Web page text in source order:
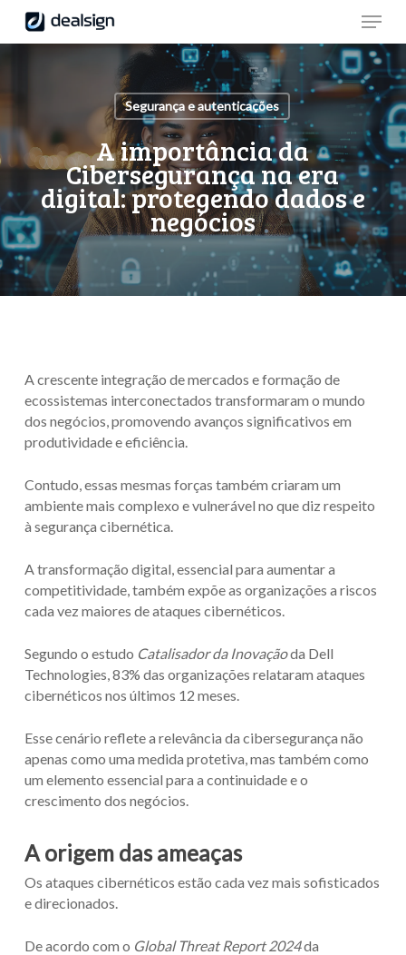
Skip
Menu
Segurança e autenticações
A importância da
Cibersegurança na era
digital: protegendo dados e
negócios
A crescente integração de mercados e formação de
ecossistemas interconectados transformaram o mundo
dos negócios, promovendo avanços significativos em
produtividade e eficiência.
Contudo, essas mesmas forças também criaram um
ambiente mais complexo e vulnerável no que diz respeito
à segurança cibernética.
A transformação digital, essencial para aumentar a
competitividade, também expõe as organizações a riscos
cada vez maiores de ataques cibernéticos.
Segundo o estudo Catalisador da Inovaçãoda Dell
Technologies, 83% das organizações relataram ataques
cibernéticos nos últimos 12 meses.
Esse cenário reflete a relevância da cibersegurança não
apenas como uma medida protetiva, mas também como
um elemento essencial para a continuidade e o
crescimento dos negócios.
A origem das ameaças
Os ataques cibernéticos estão cada vez mais sofisticados
e direcionados.
De acordo com o Global Threat Report 2024da
Close
Menu